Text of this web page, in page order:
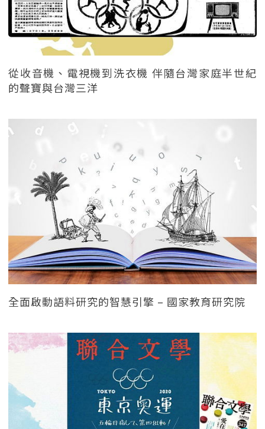
從收音機、電視機到洗衣機 伴隨台灣家庭半世紀
的聲寶與台灣三洋
全面啟動語料研究的智慧引擎 – 國家教育研究院